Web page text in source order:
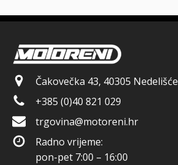
Čakovečka 43, 40305 Nedelišće
+385 (0)40 821 029
trgovina@motoreni.hr
Radno vrijeme:
pon-pet 7:00 – 16:00